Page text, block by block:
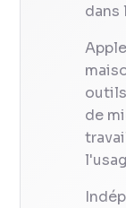
dans
de